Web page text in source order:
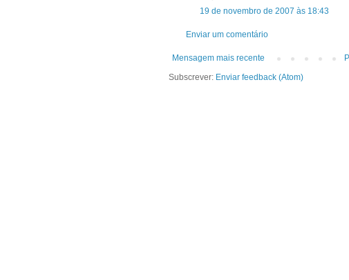
19 de novembro de 2007 às 18:43
Enviar um comentário
Mensagem mais recente
Subscrever: Enviar feedback (Atom)